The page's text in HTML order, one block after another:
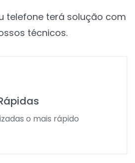
telefone terá solução com
técnicos.
o mais rápido